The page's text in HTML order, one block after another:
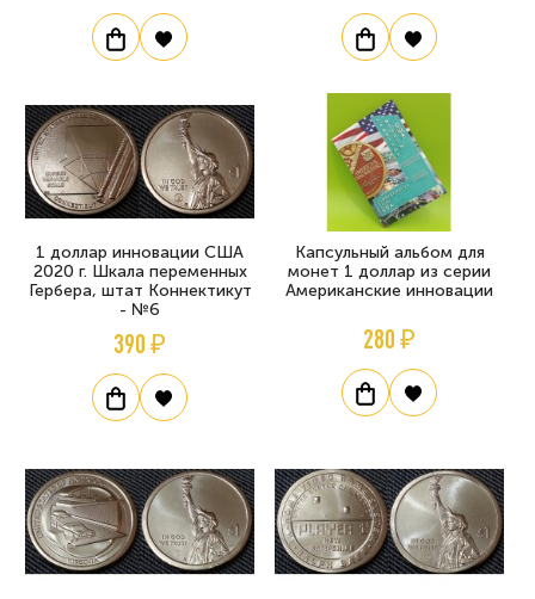
1 доллар инновации США
2020 г. Шкала переменных
Гербера, штат Коннектикут
- №6
390 ₽
Капсульный альбом для
монет 1 доллар из серии
Американские инновации
280 ₽